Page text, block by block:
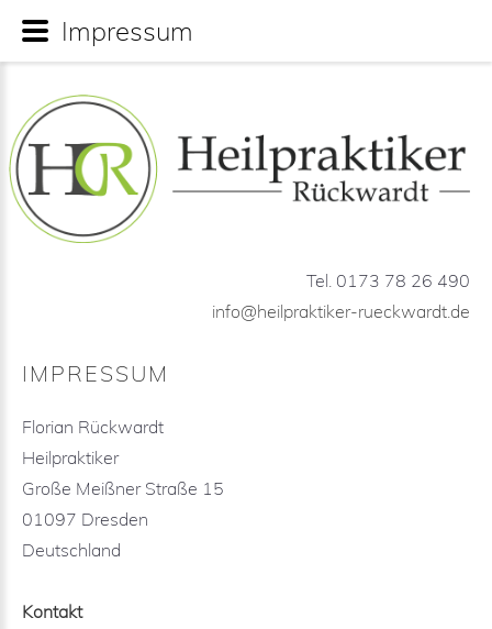
Tel. 0173 78 26 490
info@heilpraktiker-rueckwardt.de
IMPRESSUM
Florian Rückwardt
Heilpraktiker
Große Meißner Straße 15
01097 Dresden
Deutschland
Kontakt
Impressum